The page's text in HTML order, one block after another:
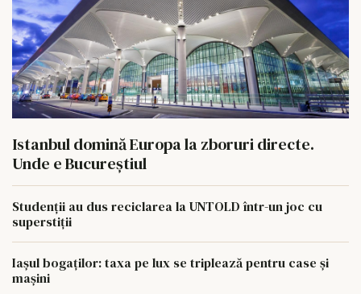
Istanbul domină Europa la zboruri directe.
Unde e Bucureștiul
Studenții au dus reciclarea la UNTOLD într-un joc cu
superstiții
Iașul bogaților: taxa pe lux se triplează pentru case și
mașini